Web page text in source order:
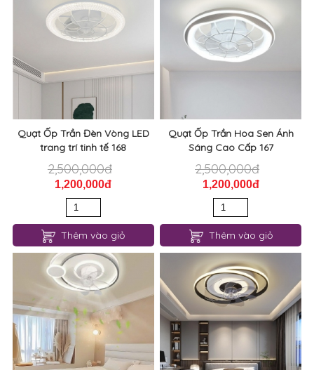
Quạt Ốp Trần Đèn Vòng LED
trang trí tinh tế 168
2,500,000đ
1,200,000đ
Thêm vào giỏ
Quạt Ốp Trần Hoa Sen Ánh
Sáng Cao Cấp 167
2,500,000đ
1,200,000đ
Thêm vào giỏ